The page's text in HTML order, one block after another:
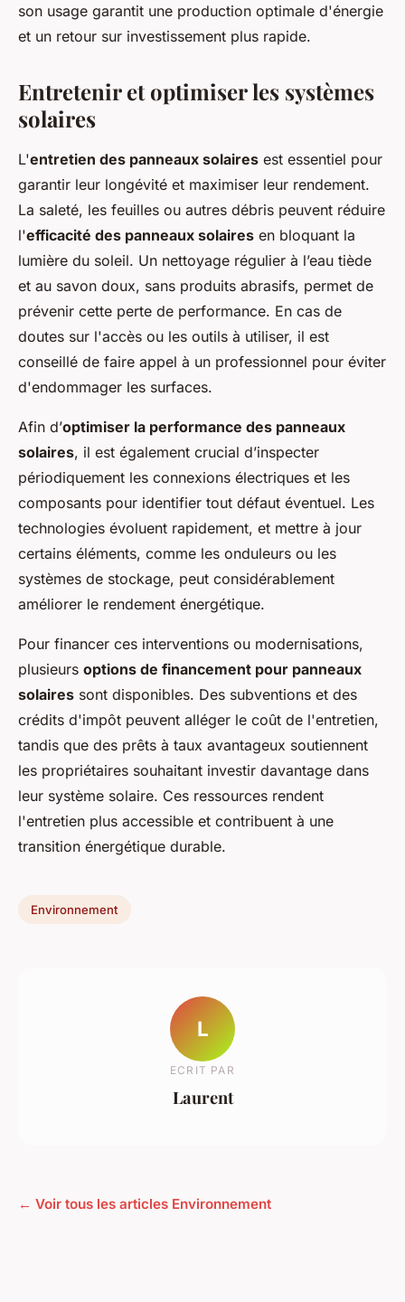
son usage garantit une production optimale d'énergie
et un retour sur investissement plus rapide.
Entretenir et optimiser les systèmes
solaires
L'entretien des panneaux solaires est essentiel pour
garantir leur longévité et maximiser leur rendement.
La saleté, les feuilles ou autres débris peuvent réduire
l'efficacité des panneaux solaires en bloquant la
lumière du soleil. Un nettoyage régulier à l’eau tiède
et au savon doux, sans produits abrasifs, permet de
prévenir cette perte de performance. En cas de
doutes sur l'accès ou les outils à utiliser, il est
conseillé de faire appel à un professionnel pour éviter
d'endommager les surfaces.
Afin d’optimiser la performance des panneaux
solaires, il est également crucial d’inspecter
périodiquement les connexions électriques et les
composants pour identifier tout défaut éventuel. Les
technologies évoluent rapidement, et mettre à jour
certains éléments, comme les onduleurs ou les
systèmes de stockage, peut considérablement
améliorer le rendement énergétique.
Pour financer ces interventions ou modernisations,
plusieurs options de financement pour panneaux
solaires sont disponibles. Des subventions et des
crédits d'impôt peuvent alléger le coût de l'entretien,
tandis que des prêts à taux avantageux soutiennent
les propriétaires souhaitant investir davantage dans
leur système solaire. Ces ressources rendent
l'entretien plus accessible et contribuent à une
transition énergétique durable.
Environnement
L
ECRIT PAR
Laurent
← Voir tous les articles Environnement